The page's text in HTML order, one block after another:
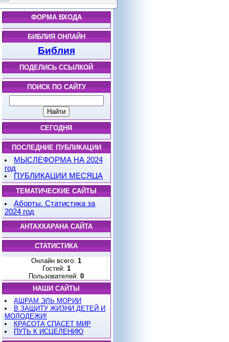
ФОРМА ВХОДА
БИБЛИЯ ОНЛАЙН
Библия
ПОДЕЛИСЬ ССЫЛКОЙ
ПОИСК ПО САЙТУ
СЕГОДНЯ
ПОСЛЕДНИЕ ПУБЛИКАЦИИ
МЫСЛЕФОРМА НА 2024
год
ПУБЛИКАЦИИ МЕСЯЦА
ТЕМАТИЧЕСКИЕ САЙТЫ
Аборты. Статистика за
2024 год
АНТАХКАРАНА САЙТА
СТАТИСТИКА
Онлайн всего: 1
Гостей: 1
Пользователей: 0
НАШИ САЙТЫ
АШРАМ ЭЛЬ МОРИИ
В ЗАЩИТУ ЖИЗНИ ДЕТЕЙ И
МОЛОДЕЖИ!
КРАСОТА СПАСЕТ МИР
ПУТЬ К ИСЦЕЛЕНИЮ